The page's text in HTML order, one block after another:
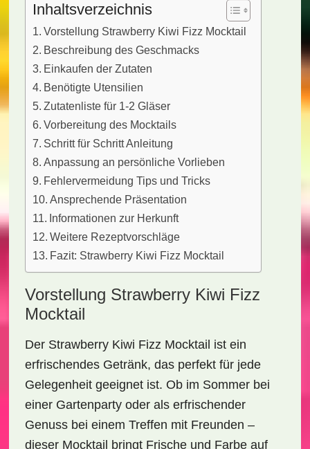
Inhaltsverzeichnis
Vorstellung Strawberry Kiwi Fizz Mocktail
Beschreibung des Geschmacks
Einkaufen der Zutaten
Benötigte Utensilien
Zutatenliste für 1-2 Gläser
Vorbereitung des Mocktails
Schritt für Schritt Anleitung
Anpassung an persönliche Vorlieben
Fehlervermeidung Tips und Tricks
Ansprechende Präsentation
Informationen zur Herkunft
Weitere Rezeptvorschläge
Fazit: Strawberry Kiwi Fizz Mocktail
Vorstellung Strawberry Kiwi Fizz
Mocktail
Der Strawberry Kiwi Fizz Mocktail ist ein
erfrischendes Getränk, das perfekt für jede
Gelegenheit geeignet ist. Ob im Sommer bei
einer Gartenparty oder als erfrischender
Genuss bei einem Treffen mit Freunden –
dieser Mocktail bringt Frische und Farbe auf